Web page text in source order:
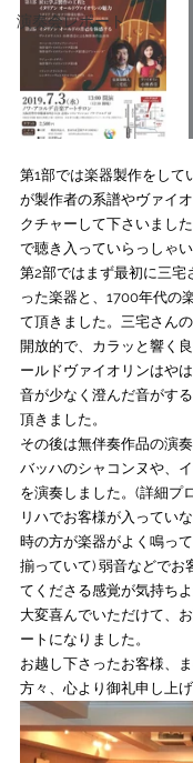
演奏会レポート
第1部では楽器製作をして
が製作者の系譜やヴァイ
クチャーして下さいまし
で聴き入っていらっしゃい
第2部ではまず最初に三宅
った楽器と、1700年代の
て頂きました。三宅さん
開放的で、カラッと響く
ールドヴァイオリンはや
音が少なく澄んだ音がす
頂きました。
その後は無伴奏作品の演奏
バッハのシャコンヌや、
を演奏しました。(詳細プ
リハでお客様が入ってい
時の方が楽器がよく鳴っ
揃っていて) 弱音などでお
てくださる感覚が気持ちよ
大変喜んでいただけて、
ートになりました。
お越し下さったお客様、
方々、心より御礼申し上げ